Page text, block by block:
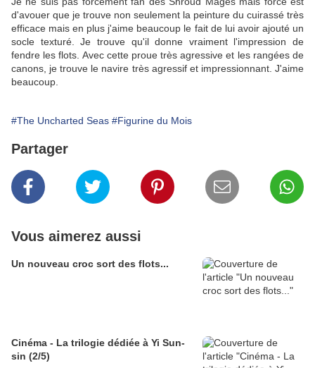
d'avouer que je trouve non seulement la peinture du cuirassé très
efficace mais en plus j'aime beaucoup le fait de lui avoir ajouté un
socle texturé. Je trouve qu'il donne vraiment l'impression de
fendre les flots. Avec cette proue très agressive et les rangées de
canons, je trouve le navire très agressif et impressionnant. J'aime
beaucoup.
#The Uncharted Seas #Figurine du Mois
Partager
Vous aimerez aussi
Un nouveau croc sort des flots...
Cinéma - La trilogie dédiée à Yi Sun-
sin (2/5)